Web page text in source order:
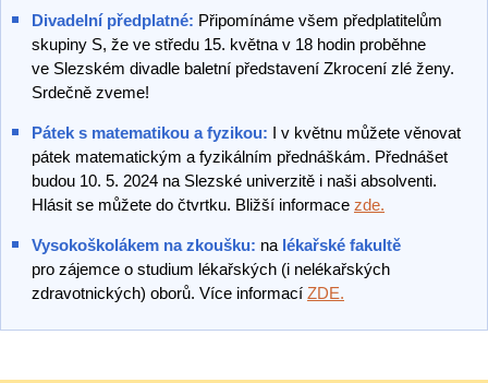
Divadelní předplatné: Připomínáme všem předplatitelům
skupiny S, že ve středu 15. května v 18 hodin proběhne
ve Slezském divadle baletní představení Zkrocení zlé ženy.
Srdečně zveme!
Pátek s matematikou a fyzikou: I v květnu můžete věnovat
pátek matematickým a fyzikálním přednáškám. Přednášet
budou 10. 5. 2024 na Slezské univerzitě i naši absolventi.
Hlásit se můžete do čtvrtku. Bližší informace zde.
Vysokoškolákem na zkoušku: na lékařské fakultě
pro zájemce o studium lékařských (i nelékařských
zdravotnických) oborů. Více informací ZDE.